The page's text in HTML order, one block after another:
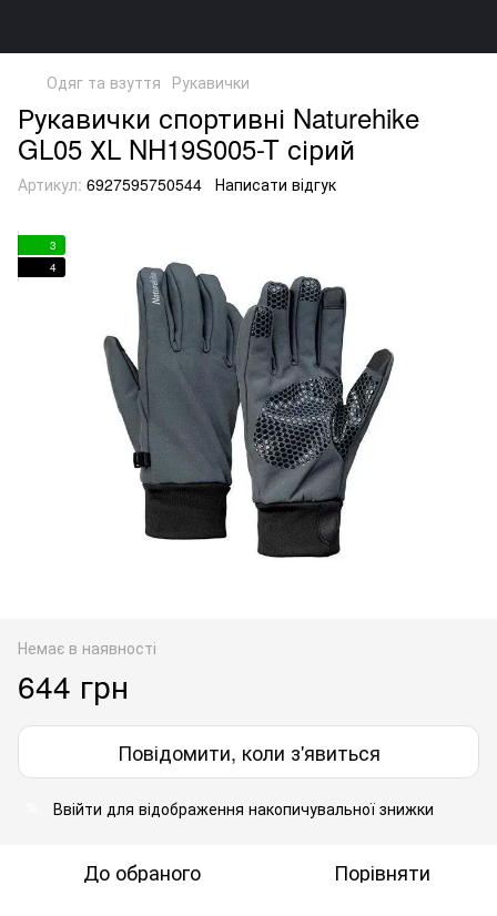
Одяг та взуття Рукавички
Рукавички спортивні Naturehike
GL05 ХL NH19S005-T сірий
Артикул: 6927595750544 Написати відгук
3
4
Немає в наявності
644 грн
Повідомити, коли з'явиться
Ввійти для відображення накопичувальної знижки
До обраного Порівняти